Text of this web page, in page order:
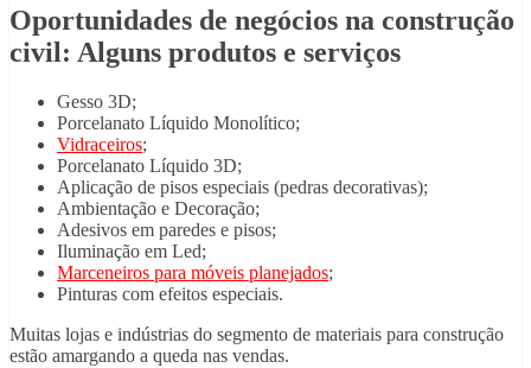
Oportunidades de negócios na construção
civil: Alguns produtos e serviços
Gesso 3D;
Porcelanato Líquido Monolítico;
Vidraceiros;
Porcelanato Líquido 3D;
Aplicação de pisos especiais (pedras decorativas);
Ambientação e Decoração;
Adesivos em paredes e pisos;
Iluminação em Led;
Marceneiros para móveis planejados;
Pinturas com efeitos especiais.
Muitas lojas e indústrias do segmento de materiais para construção
estão amargando a queda nas vendas.